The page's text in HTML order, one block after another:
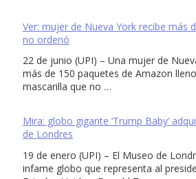
Ver: mujer de Nueva York recibe más
no ordenó
22 de junio (UPI) – Una mujer de
más de 150 paquetes de Amazon
mascarilla que no …
Mira: globo gigante ‘Trump Baby’
de Londres
19 de enero (UPI) – El Museo de
infame globo que representa al